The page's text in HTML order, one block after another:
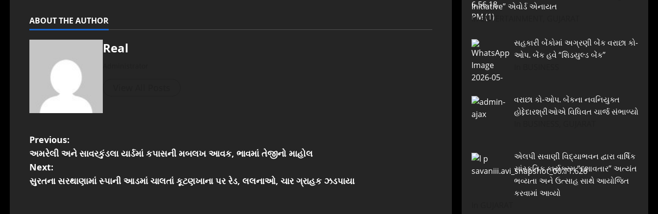
ABOUT THE AUTHOR
Real
P
o
s
Previous:
અમરેલી અને સાવરકુંડલા યાર્ડમાં કપાસની મબલખ આવક, ભાવમાં તેજીનો માહોલ
Next:
સુરતના સરથાણામાં સ્પાની આડમાં ચાલતાં કૂટણખાના પર રેડ, લલનાઓ, ચાર ગ્રાહક ઝડપાયા
Initiative” એવોર્ડ એનાયત
In ENTERTAINMENT, GUJARAT
સહકારી બેંકોમાં અગ્રણી બેંક વરાછા કો-
ઓપ. બેંક હવે “શિડયુલ્ડ બેંક”
વરાછા કો-ઓપ. બેંકના નવનિયુક્ત
હોદ્દેદારશ્રીઓએ વિધિવત ચાર્જ સંભાળ્યો
એલપી સવાણી વિદ્યાભવન દ્વારા વાર્ષિક
સાંસ્કૃતિક કાર્યક્રમ “દશાવતાર” અત્યંત
ભવ્યતા અને ઉત્સાહ સાથે આયોજિત
કરવામાં આવ્યો